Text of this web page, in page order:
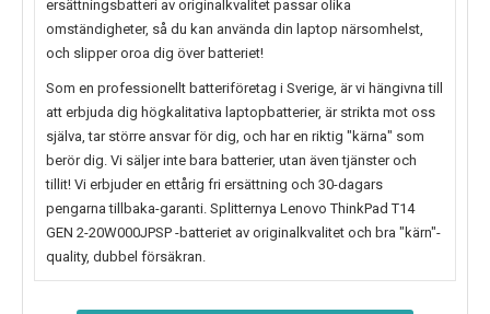
ersättningsbatteri av originalkvalitet passar olika
omständigheter, så du kan använda din laptop närsomhelst,
och slipper oroa dig över batteriet!
Som en professionellt batteriföretag i Sverige, är vi hängivna till
att erbjuda dig högkalitativa laptopbatterier, är strikta mot oss
själva, tar större ansvar för dig, och har en riktig "kärna" som
berör dig. Vi säljer inte bara batterier, utan även tjänster och
tillit! Vi erbjuder en ettårig fri ersättning och 30-dagars
pengarna tillbaka-garanti. Splitternya Lenovo ThinkPad T14
GEN 2-20W000JPSP -batteriet av originalkvalitet och bra "kärn"-
quality, dubbel försäkran.